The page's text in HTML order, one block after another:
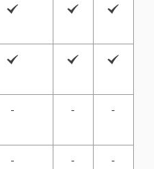
  
  
- - -
- - -